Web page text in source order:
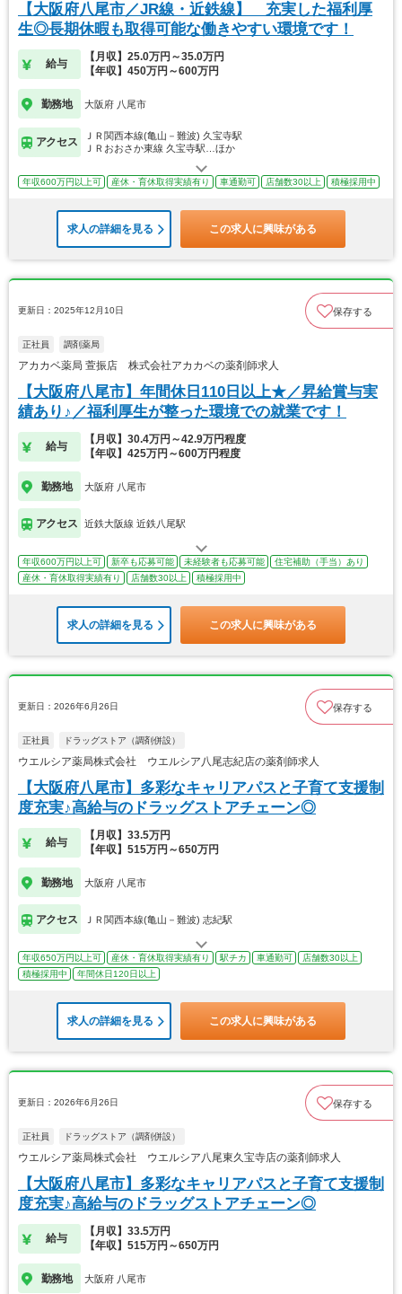
【大阪府八尾市／JR線・近鉄線】 充実した福利厚
生◎長期休暇も取得可能な働きやすい環境です！
給与
【月収】25.0万円～35.0万円
【年収】450万円～600万円
勤務地 大阪府 八尾市
アクセス
ＪＲ関西本線(亀山－難波) 久宝寺駅
ＪＲおおさか東線 久宝寺駅…ほか
年収600万円以上可 産休・育休取得実績有り 車通勤可 店舗数30以上 積極採用中
求人の詳細を見る この求人に興味がある
更新日：2025年12月10日 保存する
正社員 調剤薬局
アカカベ薬局 萱振店 株式会社アカカベの薬剤師求人
【大阪府八尾市】年間休日110日以上★／昇給賞与実
績あり♪／福利厚生が整った環境での就業です！
給与
【月収】30.4万円～42.9万円程度
【年収】425万円～600万円程度
勤務地 大阪府 八尾市
アクセス 近鉄大阪線 近鉄八尾駅
年収600万円以上可 新卒も応募可能 未経験者も応募可能
住宅補助（手当）あり
産休・育休取得実績有り
店舗数30以上 積極採用中
求人の詳細を見る この求人に興味がある
更新日：2026年6月26日 保存する
正社員 ドラッグストア（調剤併設）
ウエルシア薬局株式会社 ウエルシア八尾志紀店の薬剤師求人
【大阪府八尾市】多彩なキャリアパスと子育て支援制
度充実♪高給与のドラッグストアチェーン◎
給与
【月収】33.5万円
【年収】515万円～650万円
勤務地 大阪府 八尾市
アクセス ＪＲ関西本線(亀山－難波) 志紀駅
年収650万円以上可 産休・育休取得実績有り 駅チカ 車通勤可
店舗数30以上
積極採用中
年間休日120日以上
求人の詳細を見る この求人に興味がある
更新日：2026年6月26日 保存する
正社員 ドラッグストア（調剤併設）
ウエルシア薬局株式会社 ウエルシア八尾東久宝寺店の薬剤師求人
【大阪府八尾市】多彩なキャリアパスと子育て支援制
度充実♪高給与のドラッグストアチェーン◎
給与
【月収】33.5万円
【年収】515万円～650万円
勤務地 大阪府 八尾市